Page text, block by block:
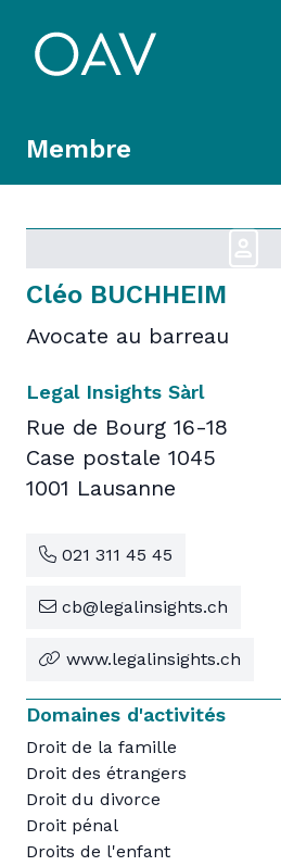
Membre
Cléo BUCHHEIM
Avocate au barreau
Legal Insights Sàrl
Rue de Bourg 16-18
Case postale 1045
1001 Lausanne
021 311 45 45
cb@legalinsights.ch
www.legalinsights.ch
Domaines d'activités
Droit de la famille
Droit des étrangers
Droit du divorce
Droit pénal
Droits de l'enfant